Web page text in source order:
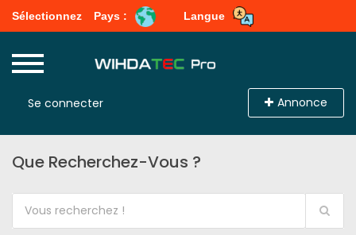
Sélectionnez Pays : Langue
Se connecter Annonce
Que Recherchez-Vous ?